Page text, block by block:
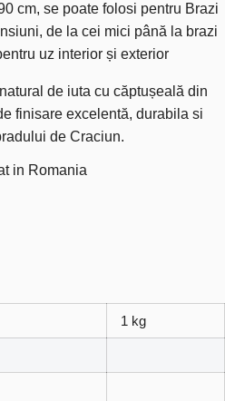
cm, se poate folosi pentru Brazi
de la cei mici până la brazi
uz interior și exterior
de iuta cu căptușeală din
finisare excelentă, durabila si
de Craciun.
in Romania
1 kg